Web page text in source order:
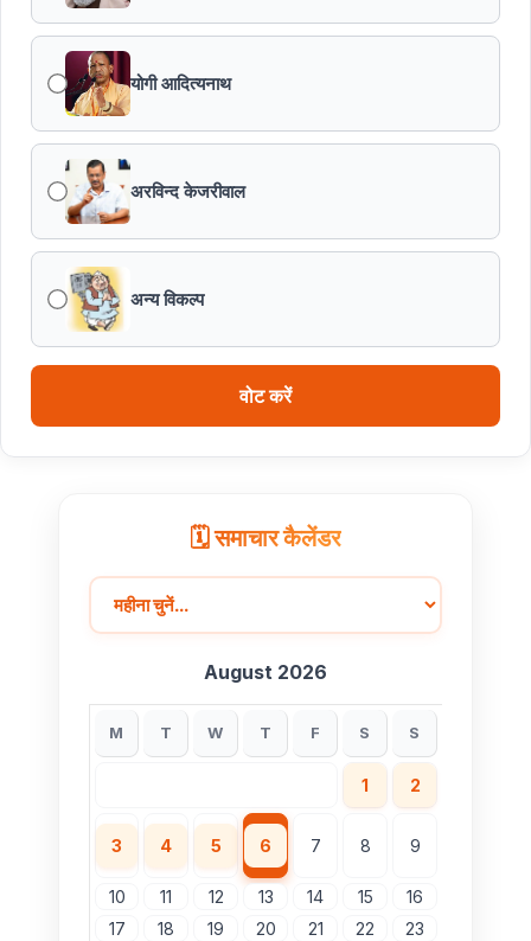
योगी आदित्यनाथ
अरविन्द केजरीवाल
अन्य विकल्प
वोट करें
🗓️ समाचार कैलेंडर
August 2026
M T W T F S S
1 2
3 4 5 6 7 8 9
10 11 12 13 14 15
16
17
18 19 20 21 22
23